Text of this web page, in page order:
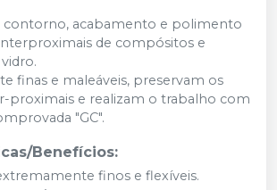
contorno, acabamento e polimento
de compósitos e
finas e maleáveis, preservam os
proximais e realizam o trabalho com
"GC".
Benefícios:
finos e flexíveis.